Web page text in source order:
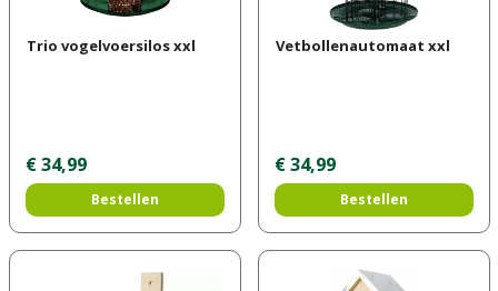
Trio vogelvoersilos xxl
€ 34,99
Bestellen
Vetbollenautomaat xxl
€ 34,99
Bestellen